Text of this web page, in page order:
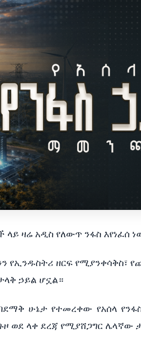
ዛሬ አዲስ የለውጥ ንፋስ እየነፈሰ
የኢንዱስትሪ ዘርፍ የሚያንቀሳቅስ፣
ኃይል ሆኗል።
ሁኔታ የተመረቀው የአሰላ
ወደ ላቀ ደረጃ የሚያሸጋግር ሌላኛው